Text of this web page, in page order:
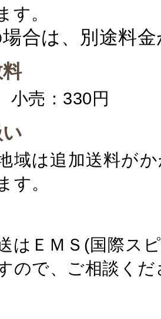
す。
合は、別途料
売：330円 卸
域は追加送料が
す。
はＥＭＳ(国際ス
ので、ご相談くだ